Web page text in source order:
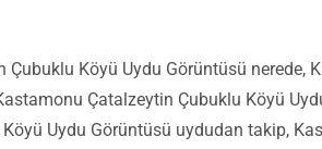
Çubuklu Köyü Uydu Görüntüsü nerede,
Çatalzeytin Çubuklu Köyü
Uydu Görüntüsü uydudan takip,